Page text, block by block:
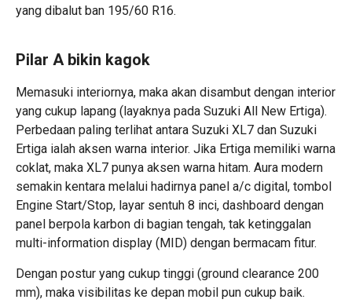
yang dibalut ban 195/60 R16.
Pilar A bikin kagok
Memasuki interiornya, maka akan disambut dengan interior
yang cukup lapang (layaknya pada Suzuki All New Ertiga).
Perbedaan paling terlihat antara Suzuki XL7 dan Suzuki
Ertiga ialah aksen warna interior. Jika Ertiga memiliki warna
coklat, maka XL7 punya aksen warna hitam. Aura modern
semakin kentara melalui hadirnya panel a/c digital, tombol
Engine Start/Stop, layar sentuh 8 inci, dashboard dengan
panel berpola karbon di bagian tengah, tak ketinggalan
multi-information display (MID) dengan bermacam fitur.
Dengan postur yang cukup tinggi (ground clearance 200
mm), maka visibilitas ke depan mobil pun cukup baik.